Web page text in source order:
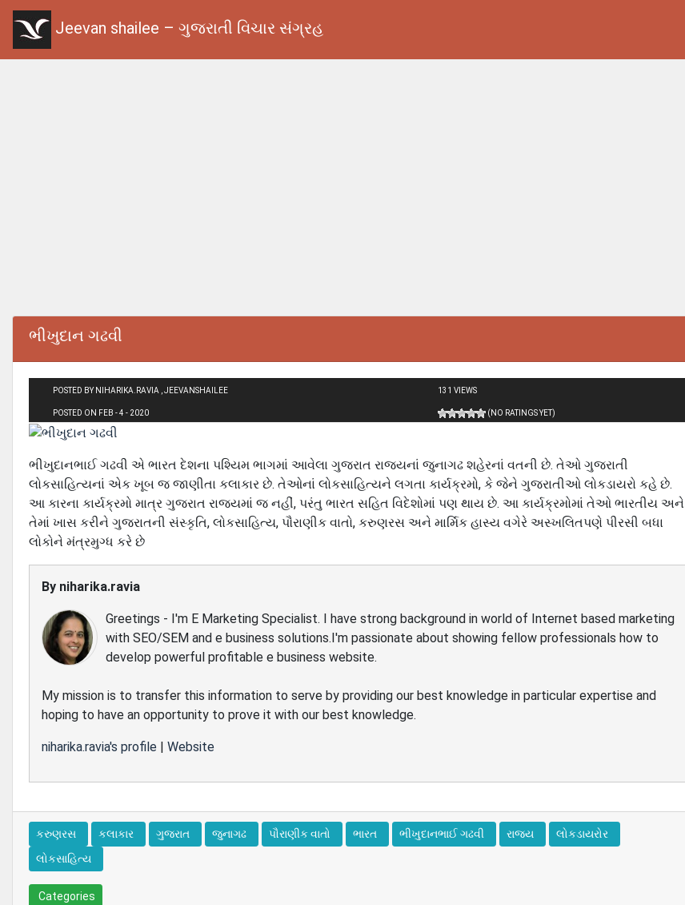
Jeevan shailee – ગુજરાતી વિચાર સંગ્રહ
ભીખુદાન ગઢવી
POSTED BY NIHARIKA.RAVIA , JEEVANSHAILEE
POSTED ON FEB - 4 - 2020
131 VIEWS
(NO RATINGS YET)
ભીખુદાનભાઈ ગઢવી એ ભારત દેશના પશ્યિમ ભાગમાં આવેલા ગુજરાત રાજયનાં જુનાગઢ શહેરનાં વતની છે. તેઓ ગુજરાતી
લોકસાહિત્યનાં એક ખૂબ જ જાણીતા કલાકાર છે. તેઓનાં લોકસાહિત્યને લગતા કાર્યક્રમો, કે જેને ગુજરાતીઓ લોકડાયરો કહે છે.
આ કારના કાર્યક્રમો માત્ર ગુજરાત રાજયમાં જ નહીં, પરંતુ ભારત સહિત વિદેશોમાં પણ થાય છે. આ કાર્યક્રમોમાં તેઓ ભારતીય અને
તેમાં ખાસ કરીને ગુજરાતની સંસ્કૃતિ, લોકસાહિત્ય, પૌરાણીક વાતો, કરુણરસ અને માર્મિક હાસ્ય વગેરે અસ્ખલિતપણે પીરસી બધા
લોકોને મંત્રમુગ્ધ કરે છે
By niharika.ravia
Greetings - I'm E Marketing Specialist. I have strong background in world of Internet based marketing
with SEO/SEM and e business solutions.I'm passionate about showing fellow professionals how to
develop powerful profitable e business website.
My mission is to transfer this information to serve by providing our best knowledge in particular expertise and
hoping to have an opportunity to prove it with our best knowledge.
niharika.ravia's profile | Website
કરુણરસ કલાકાર ગુજરાત જુનાગઢ પૌરાણીક વાતો ભારત ભીખુદાનભાઈ ગઢવી રાજય
લોકડાયરોર
લોકસાહિત્ય
Categories